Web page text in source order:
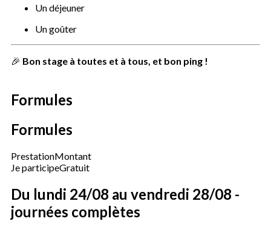
Un déjeuner
Un goûter
🎉 Bon stage à toutes et à tous, et bon ping !
Formules
Formules
PrestationMontant
Je participeGratuit
Du lundi 24/08 au vendredi 28/08 -
journées complètes